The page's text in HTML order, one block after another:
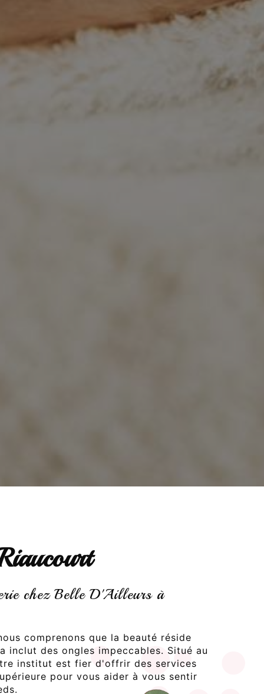
chez Belle D'Ailleurs à
comprenons que la beauté réside
inclut des ongles impeccables. Situé au
institut est fier d'offrir des services
pour vous aider à vous sentir